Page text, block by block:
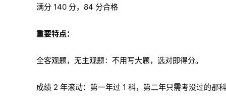
满分 140 分，84 分合格
重要特点：
全客观题，无主观题：不用写大题，选对即得分。
成绩 2 年滚动：第一年过 1 科，第二年只需考没过的那